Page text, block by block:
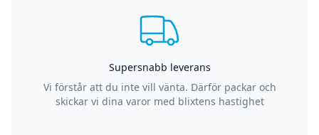
Supersnabb leverans
Vi förstår att du inte vill vänta. Därför packar och
skickar vi dina varor med blixtens hastighet